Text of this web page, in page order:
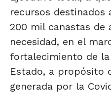
recursos destinados
200 mil canastas de
necesidad, en el
fortalecimiento de
Estado, a propósito
generada por la